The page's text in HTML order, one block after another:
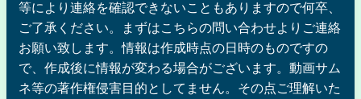
等により連絡を確認できないこともありますので何卒、
ご了承ください。まずはこちらの問い合わせよりご連絡
お願い致します。情報は作成時点の日時のものですの
で、作成後に情報が変わる場合がございます。動画サム
ネ等の著作権侵害目的としてません。その点ご理解いた